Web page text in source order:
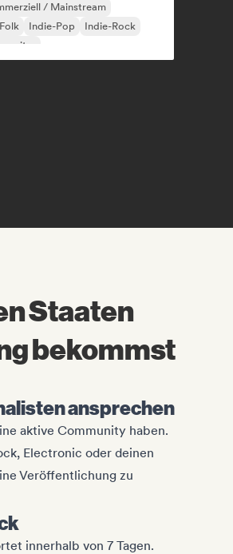
/ Mainstream
Indie-Pop
Indie-Rock
Staaten
bekommst
ansprechen
aktive Community haben.
Electronic oder deinen
Veröffentlichung zu
innerhalb von 7 Tagen.